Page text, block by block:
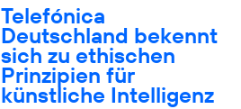
Telefónica
Deutschland bekennt
sich zu ethischen
Prinzipien für
künstliche Intelligenz